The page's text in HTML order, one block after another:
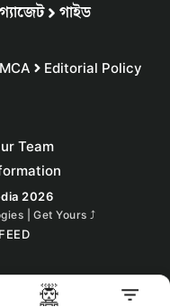
গ্যাজেট গাইড
Editorial Policy
Team
2026
| Get Yours ⤴︎